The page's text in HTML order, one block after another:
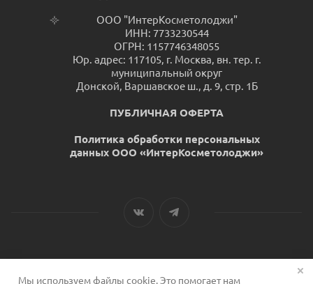
ООО "ИнтерКосметолоджи"
ИНН: 7733230544
ОГРН: 1157746348055
Юр. адрес: 117105, г. Москва, вн. тер. г.
муниципальный округ
Донской, Варшавское ш., д. 9, стр. 1Б
ПУБЛИЧНАЯ ОФЕРТА
Политика обработки персональных
данных ООО «ИнтерКосметолоджи»
Мы используем файлы cookie. Это помогает нам